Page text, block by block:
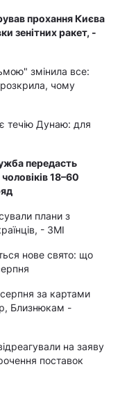
прохання Києва
зенітних ракет, -
змінила все:
чому
течію Дунаю: для
передасть
18–60
плани з
- ЗМІ
нове свято: що
за картами
Близнюкам -
на заяву
поставок